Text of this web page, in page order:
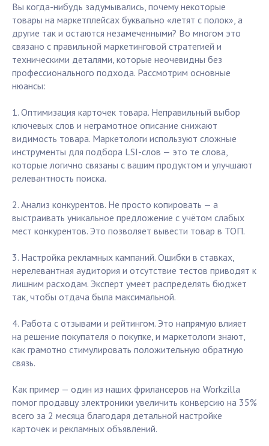
Вы когда-нибудь задумывались, почему некоторые
товары на маркетплейсах буквально «летят с полок», а
другие так и остаются незамеченными? Во многом это
связано с правильной маркетинговой стратегией и
техническими деталями, которые неочевидны без
профессионального подхода. Рассмотрим основные
нюансы:
1. Оптимизация карточек товара. Неправильный выбор
ключевых слов и неграмотное описание снижают
видимость товара. Маркетологи используют сложные
инструменты для подбора LSI-слов — это те слова,
которые логично связаны с вашим продуктом и улучшают
релевантность поиска.
2. Анализ конкурентов. Не просто копировать — а
выстраивать уникальное предложение с учётом слабых
мест конкурентов. Это позволяет вывести товар в ТОП.
3. Настройка рекламных кампаний. Ошибки в ставках,
нерелевантная аудитория и отсутствие тестов приводят к
лишним расходам. Эксперт умеет распределять бюджет
так, чтобы отдача была максимальной.
4. Работа с отзывами и рейтингом. Это напрямую влияет
на решение покупателя о покупке, и маркетологи знают,
как грамотно стимулировать положительную обратную
связь.
Как пример — один из наших фрилансеров на Workzilla
помог продавцу электроники увеличить конверсию на 35%
всего за 2 месяца благодаря детальной настройке
карточек и рекламных объявлений.